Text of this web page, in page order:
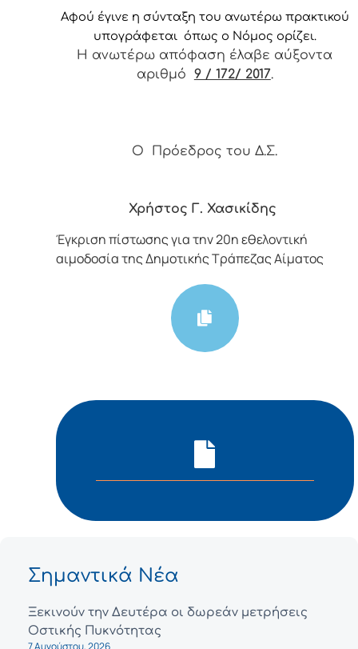
Αφού έγινε η σύνταξη του ανωτέρω πρακτικού
υπογράφεται όπως ο Νόμος ορίζει.
Η ανωτέρω απόφαση έλαβε αύξοντα
αριθμό 9 / 172/ 2017.
Ο Πρόεδρος του Δ.Σ.
Χρήστος Γ. Χασικίδης
Έγκριση πίστωσης για την 20η εθελοντική
αιμοδοσία της Δημοτικής Τράπεζας Αίματος
Σημαντικά Νέα
Ξεκινούν την Δευτέρα οι δωρεάν μετρήσεις
Οστικής Πυκνότητας
7 Αυγούστου, 2026